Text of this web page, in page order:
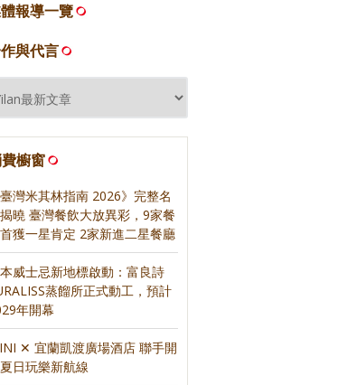
報導一覽
與代言
櫥窗
臺灣米其林指南 2026》完整名
曉 臺灣餐飲大放異彩，9家餐
獲一星肯定 2家新進二星餐廳
威士忌新地標啟動：富良詩
蒸餾所正式動工，預計
年開幕
✕ 宜蘭凱渡廣場酒店 聯手開
日玩樂新航線